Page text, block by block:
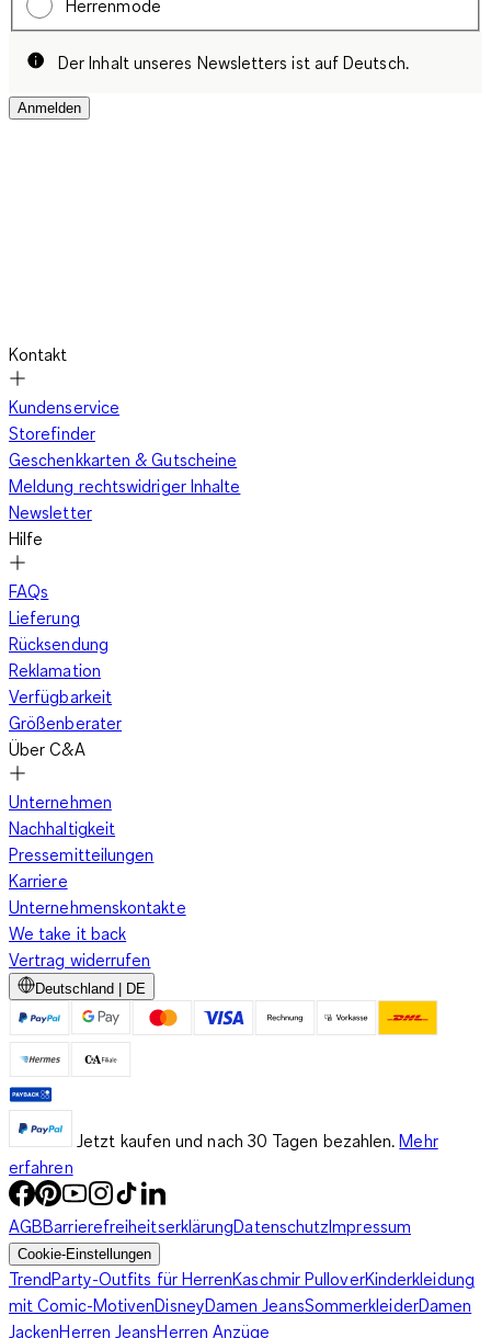
Herrenmode
Der Inhalt unseres Newsletters ist auf Deutsch.
Anmelden
Kontakt
Kundenservice
Storefinder
Geschenkkarten & Gutscheine
Meldung rechtswidriger Inhalte
Newsletter
Hilfe
FAQs
Lieferung
Rücksendung
Reklamation
Verfügbarkeit
Größenberater
Über C&A
Unternehmen
Nachhaltigkeit
Pressemitteilungen
Karriere
Unternehmenskontakte
We take it back
Vertrag widerrufen
Deutschland | DE
Jetzt kaufen und nach 30 Tagen bezahlen. Mehr
erfahren
AGBBarrierefreiheitserklärungDatenschutzImpressum
Cookie-Einstellungen
TrendParty-Outfits für HerrenKaschmir PulloverKinderkleidung
mit Comic-MotivenDisneyDamen JeansSommerkleiderDamen
JackenHerren JeansHerren Anzüge